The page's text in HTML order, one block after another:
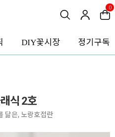
0
DIY꽃시장 정기구독
식 2호
닮은, 노랑호접란